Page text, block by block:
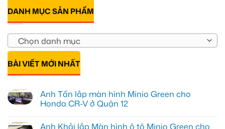
DANH MỤC SẢN PHẨM
Chọn danh mục
BÀI VIẾT MỚI NHẤT
Anh Tấn lắp màn hình Minio Green cho
Honda CR-V ở Quận 12
bình
Anh Khải lắp Màn hình ô tô Minio Green cho